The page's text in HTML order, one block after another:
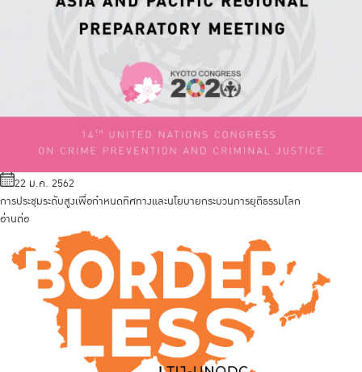
22 ม.ค. 2562
การประชุมระดับสูงเพื่อกำหนดทิศทางและนโยบายกระบวนการยุติธรรมโลก
อ่านต่อ